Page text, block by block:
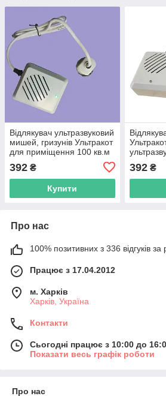
Відлякувач ультразвуковий
мишей, гризунів Ультракот
для приміщення 100 кв.м
392 ₴
Купити
392₴
Про нас
100% позитивних з 336 відгуків за
Працює з 17.04.2012
м. Харків
Харків, Україна
Контакти
Сьогодні працює з 10:00 до
Показати весь графік роботи
Про нас